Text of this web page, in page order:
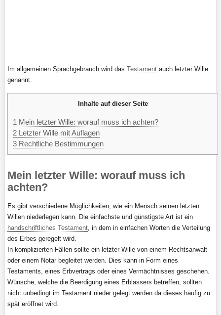
Im allgemeinen Sprachgebrauch wird das Testament auch letzter Wille
genannt.
Inhalte auf dieser Seite
1 Mein letzter Wille: worauf muss ich achten?
2 Letzter Wille mit Auflagen
3 Rechtliche Bestimmungen
Mein letzter Wille: worauf muss ich
achten?
Es gibt verschiedene Möglichkeiten, wie ein Mensch seinen letzten
Willen niederlegen kann. Die einfachste und günstigste Art ist ein
handschriftliches Testament, in dem in einfachen Worten die Verteilung
des Erbes geregelt wird.
In komplizierten Fällen sollte ein letzter Wille von einem Rechtsanwalt
oder einem Notar begleitet werden. Dies kann in Form eines
Testaments, eines Erbvertrags oder eines Vermächtnisses geschehen.
Wünsche, welche die Beerdigung eines Erblassers betreffen, sollten
nicht unbedingt im Testament nieder gelegt werden da dieses häufig zu
spät eröffnet wird.